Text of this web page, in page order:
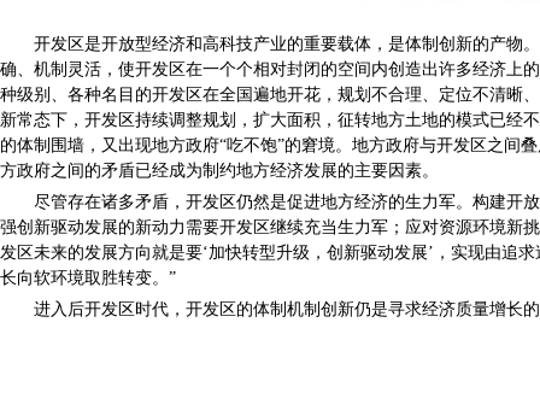
开发区是开放型经济和高科技产业的重要载体，是体制创新的产物
确、机制灵活，使开发区在一个个相对封闭的空间内创造出许多经济上
种级别、各种名目的开发区在全国遍地开花，规划不合理、定位不清晰
新常态下，开发区持续调整规划，扩大面积，征转地方土地的模式已经
的体制围墙，又出现地方政府“吃不饱”的窘境。地方政府与开发区之间
方政府之间的矛盾已经成为制约地方经济发展的主要因素。
尽管存在诸多矛盾，开发区仍然是促进地方经济的生力军。构建开
强创新驱动发展的新动力需要开发区继续充当生力军；应对资源环境新
发区未来的发展方向就是要‘加快转型升级，创新驱动发展’，实现由追
长向软环境取胜转变。”
进入后开发区时代，开发区的体制机制创新仍是寻求经济质量增长